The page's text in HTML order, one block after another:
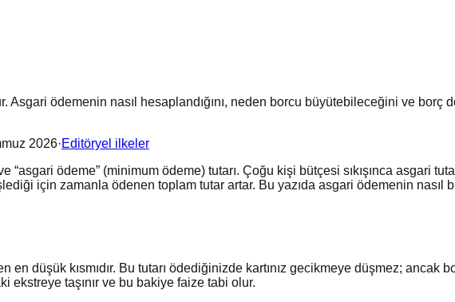
ödemenin nasıl hesaplandığını, neden borcu büyütebileceğini ve borç
2026·Editöryel ilkeler
ödeme” (minimum ödeme) tutarı. Çoğu kişi bütçesi sıkışınca asgari
için zamanla ödenen toplam tutar artar. Bu yazıda asgari ödemenin nasıl
düşük kısmıdır. Bu tutarı ödediğinizde kartınız gecikmeye düşmez; ancak
ekstreye taşınır ve bu bakiye faize tabi olur.